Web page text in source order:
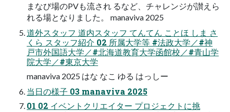
まなび場のPVも流され るなど、チャレンジが讃えら
れる場となりました。 manaviva 2025
道外スタッフ 道内スタッフ てんてん ことほ しま さ
くら スタッフ紹介 02 所属大学等 #法政大学／#神
戸市外国語大学／#北海道教育大学函館校／#青山学
院大学／#東京大学
manaviva 2025 はな なこ ゆる はっしー
当日の様子 03 manaviva 2025
01 02 イベントクリエイター プロジェクトに挑